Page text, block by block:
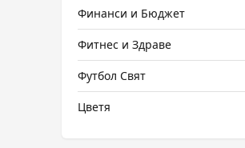
Финанси и Бюджет
Фитнес и Здраве
Футбол Свят
Цветя